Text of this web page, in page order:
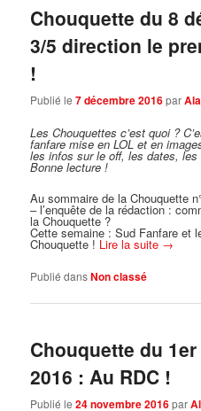
Chouquette du 8
3/5 direction le
!
Publié le7 décembre 2016par
Les Chouquettes c’est quoi ?
fanfare mise en LOL et en
les infos sur le off, les dates,
Bonne lecture !
Au sommaire de la Chouquette
– l’enquête de la rédaction :
la Chouquette ?
Cette semaine : Sud Fanfare et
Chouquette ! Lire la suite →
Publié dansNon classé
Chouquette du
2016 : Au RDC !
Publié le24 novembre 2016par